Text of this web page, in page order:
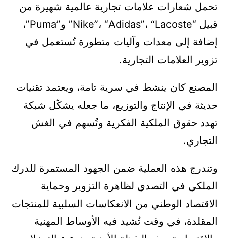
تحمل شعارات علامات تجارية عالمية شهيرة من
قبيل “Nike”، “Adidas”، “Lacoste” و”Puma”،
إضافة إلى معدات وآليات متطورة تُستعمل في
تزوير العلامات التجارية.
المصنع كان ينشط في سرية تامة، ويعتمد تقنيات
حديثة في الإنتاج والتوزيع، ما جعله يشكّل شبكة
تهدد حقوق الملكية الفكرية وتُسهم في الغش
التجاري.
وتندرج هذه العملية ضمن الجهود المستمرة للدرك
الملكي في التصدي لظاهرة التزوير وحماية
الاقتصاد الوطني من الانعكاسات السلبية للمنتجات
المقلدة، في وقت تُشيد فيه الأوساط المهنية